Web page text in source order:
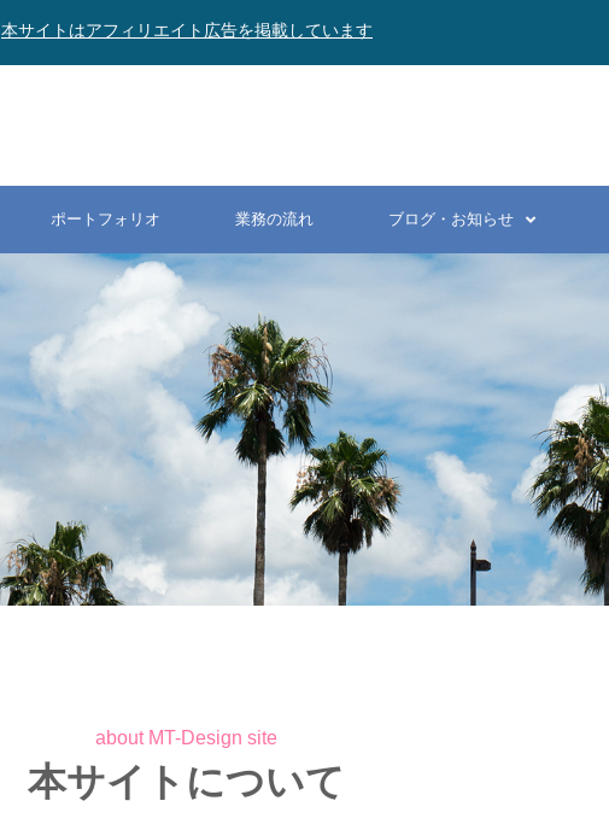
本サイトはアフィリエイト広告を掲載しています
ポートフォリオ 業務の流れ ブログ・お知らせ
本サイトについて
about MT-Design site